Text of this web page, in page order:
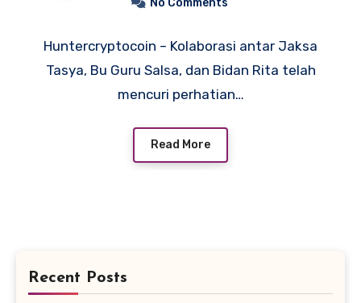
No Comments
Huntercryptocoin – Kolaborasi antar Jaksa
Tasya, Bu Guru Salsa, dan Bidan Rita telah
mencuri perhatian…
Read More
Recent Posts